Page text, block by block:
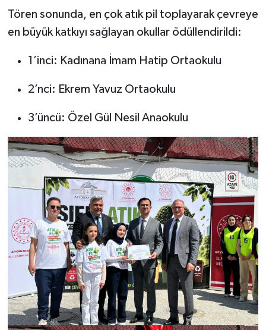
Tören sonunda, en çok atık pil toplayarak çevreye
en büyük katkıyı sağlayan okullar ödüllendirildi:
1’inci: Kadınana İmam Hatip Ortaokulu
2’nci: Ekrem Yavuz Ortaokulu
3’üncü: Özel Gül Nesil Anaokulu